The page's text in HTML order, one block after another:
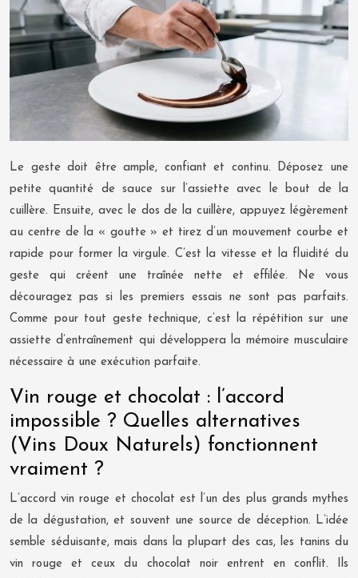
Le geste doit être ample, confiant et continu. Déposez une
petite quantité de sauce sur l’assiette avec le bout de la
cuillère. Ensuite, avec le dos de la cuillère, appuyez légèrement
au centre de la « goutte » et tirez d’un mouvement courbe et
rapide pour former la virgule. C’est la vitesse et la fluidité du
geste qui créent une traînée nette et effilée. Ne vous
découragez pas si les premiers essais ne sont pas parfaits.
Comme pour tout geste technique, c’est la répétition sur une
assiette d’entraînement qui développera la mémoire musculaire
nécessaire à une exécution parfaite.
Vin rouge et chocolat : l’accord
impossible ? Quelles alternatives
(Vins Doux Naturels) fonctionnent
vraiment ?
L’accord vin rouge et chocolat est l’un des plus grands mythes
de la dégustation, et souvent une source de déception. L’idée
semble séduisante, mais dans la plupart des cas, les tanins du
vin rouge et ceux du chocolat noir entrent en conflit. Ils